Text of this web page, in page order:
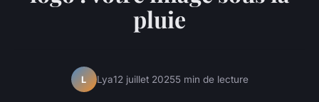
pluie
L Lya12 juillet 20255 min de lecture